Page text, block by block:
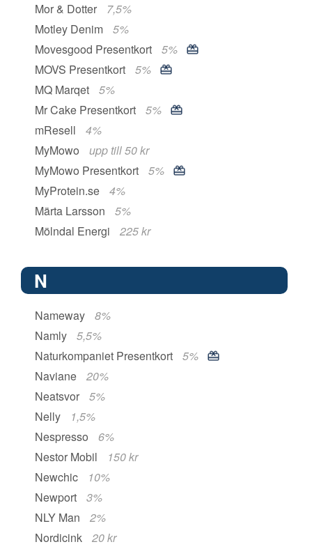
Mor & Dotter
7,5%
Motley Denim
5%
Movesgood Presentkort
5%
MOVS Presentkort
5%
MQ Marqet
5%
Mr Cake Presentkort
5%
mResell
4%
MyMowo
upp till 50 kr
MyMowo Presentkort
5%
MyProtein.se
4%
Märta Larsson
5%
Mölndal Energi
225 kr
N
Nameway
8%
Namly
5,5%
Naturkompaniet Presentkort
5%
Naviane
20%
Neatsvor
5%
Nelly
1,5%
Nespresso
6%
Nestor Mobil
150 kr
Newchic
10%
Newport
3%
NLY Man
2%
Nordicink
20 kr